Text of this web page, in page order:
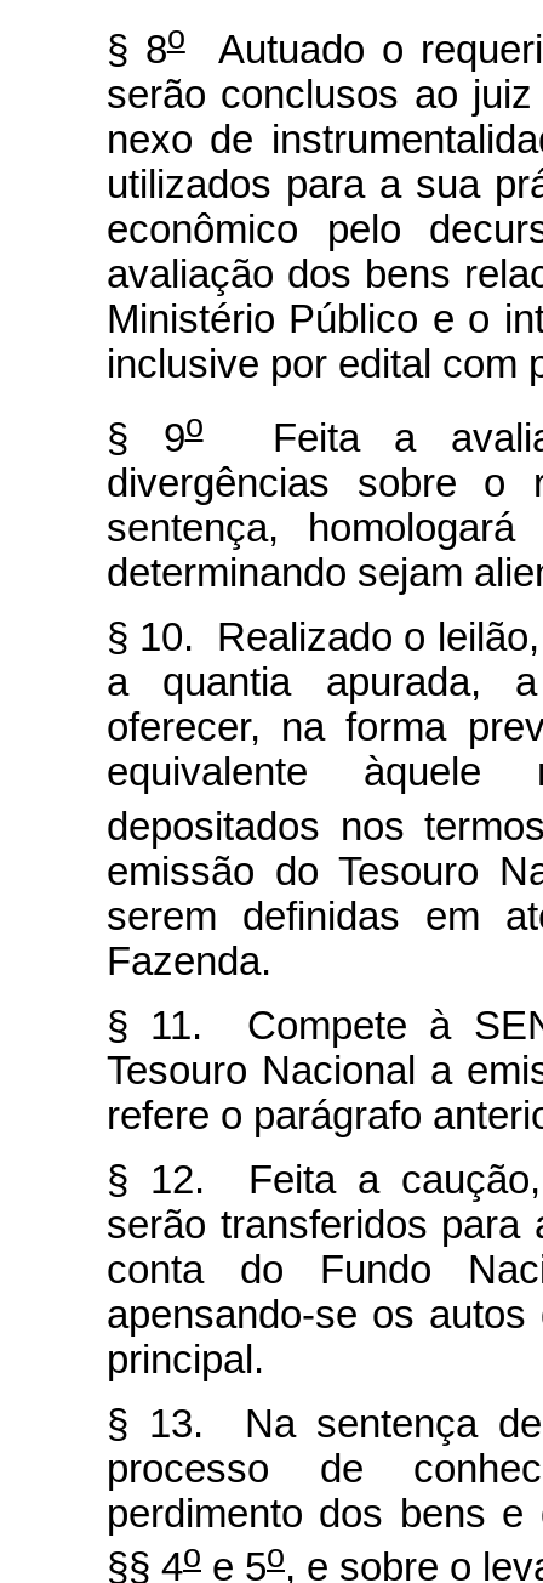
§ 8oAutuado o
serão conclusos ao
nexo de
utilizados para a sua
econômico pelo
avaliação dos bens
Ministério Público e o
inclusive por edital com
§ 9oFeita a
divergências sobre o
sentença,
determinando sejam
§ 10. Realizado o
a quantia apurada,
oferecer, na forma
equivalente
depositados nos
emissão do Tesouro
serem definidas em
Fazenda.
§ 11. Compete à
Tesouro Nacional a
refere o parágrafo
§ 12. Feita a
serão transferidos para
conta do Fundo
apensando-se os
principal.
§ 13. Na sentença
processo de
perdimento dos bens
§§ 4o e 5o, e sobre o